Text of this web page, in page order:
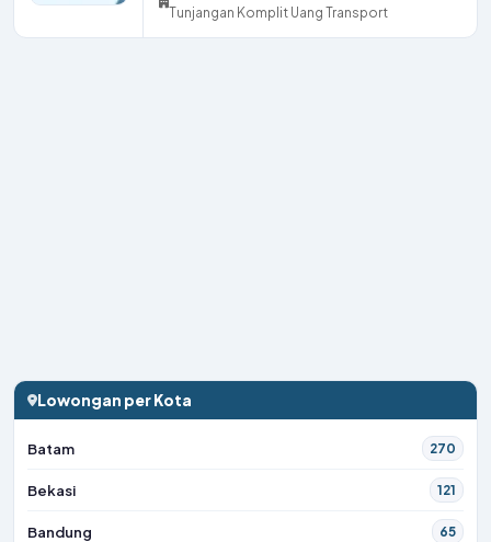
Tunjangan Komplit Uang Transport
Lowongan per Kota
Batam 270
Bekasi 121
Bandung 65